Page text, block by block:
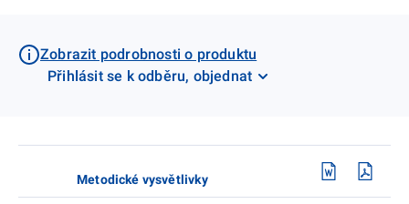
Zobrazit podrobnosti o produktu
Přihlásit se k odběru, objednat
Metodické vysvětlivky